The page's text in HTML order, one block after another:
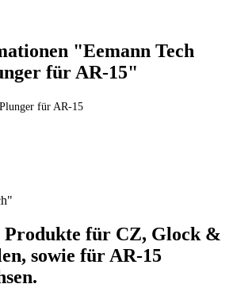
"Eemann Tech
für AR-15"
für AR-15
rodukte für CZ, Glock &
sowie für AR-15